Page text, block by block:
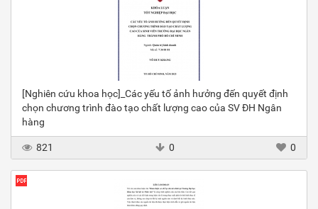
[Nghiên cứu khoa học]_Các yếu tố ảnh hưởng đến quyết định
chọn chương trình đào tạo chất lượng cao của SV ĐH Ngân
hàng
821 0 0